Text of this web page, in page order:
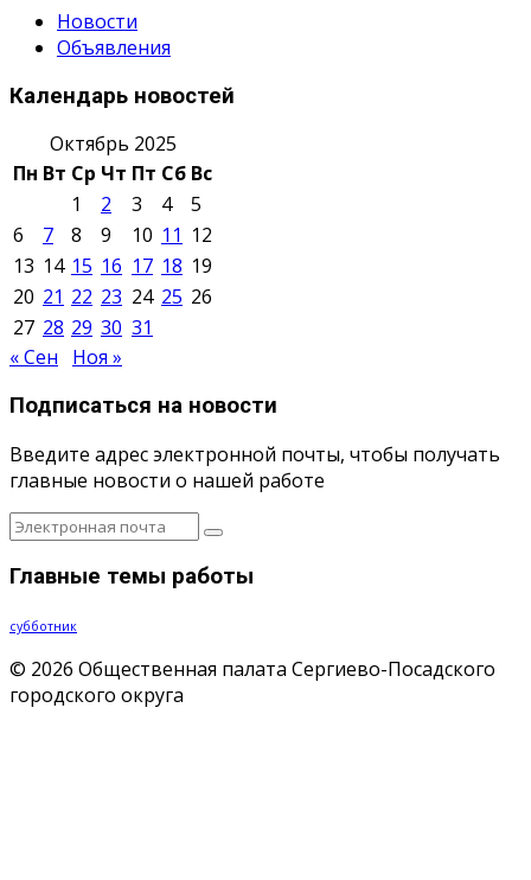
Новости
Объявления
Календарь новостей
Октябрь 2025
Пн Вт Ср Чт Пт Сб Вс
1
2 3 4
5
6
7 8 9 10 11 12
13 14 15 16 17 18 19
20 21 22 23 24 25 26
27 28 29 30 31
« Сен
Ноя »
Подписаться на новости
Введите адрес электронной почты, чтобы получать
главные новости о нашей работе
Главные темы работы
субботник
© 2026 Общественная палата Сергиево-Посадского
городского округа